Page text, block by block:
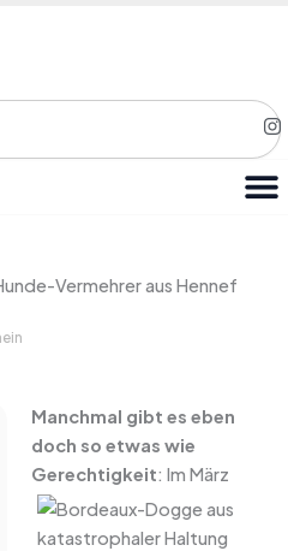
Marke
I
n
t
a
Vermehrer aus Hennef
Manchmal gibt es eben
doch so etwas wie
Gerechtigkeit: Im März